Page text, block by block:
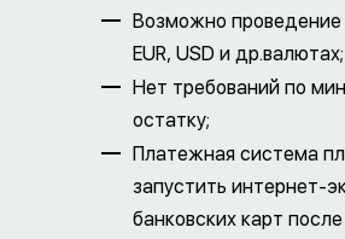
Возможно
EUR, USD и др.валютах;
Нет требований по
остатку;
Платежная система
запустить интернет-
банковских карт